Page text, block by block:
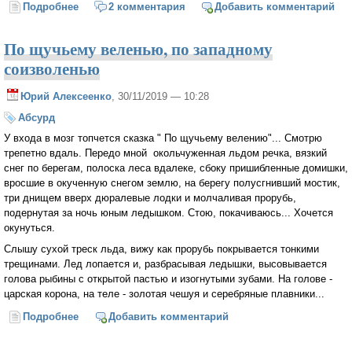
Подробнее о Птица2 комментария Добавить комментарий
По щучьему веленью, по западному
соизволенью
Юрий Алексеенко , 30/11/2019 — 10:28
Абсурд
У входа в мозг топчется сказка " По щучьему велению"... Смотрю
трепетно вдаль. Передо мной окольчуженная льдом речка, вязкий
снег по берегам, полоска леса вдалеке, сбоку пришибленные домишки,
вросшие в окученную снегом землю, на берегу полусгнивший мостик,
три днищем вверх дюралевые лодки и молчаливая прорубь,
подернутая за ночь юным ледышком. Стою, покачиваюсь... Хочется
окунуться.
Слышу сухой треск льда, вижу как прорубь покрывается тонкими
трещинами. Лед лопается и, разбрасывая ледышки, высовывается
голова рыбины с открытой пастью и изогнутыми зубами. На голове -
царская корона, на теле - золотая чешуя и серебряные плавники...
Подробнее о По щучьему веленью, по западному соизволенью
Добавить комментарий